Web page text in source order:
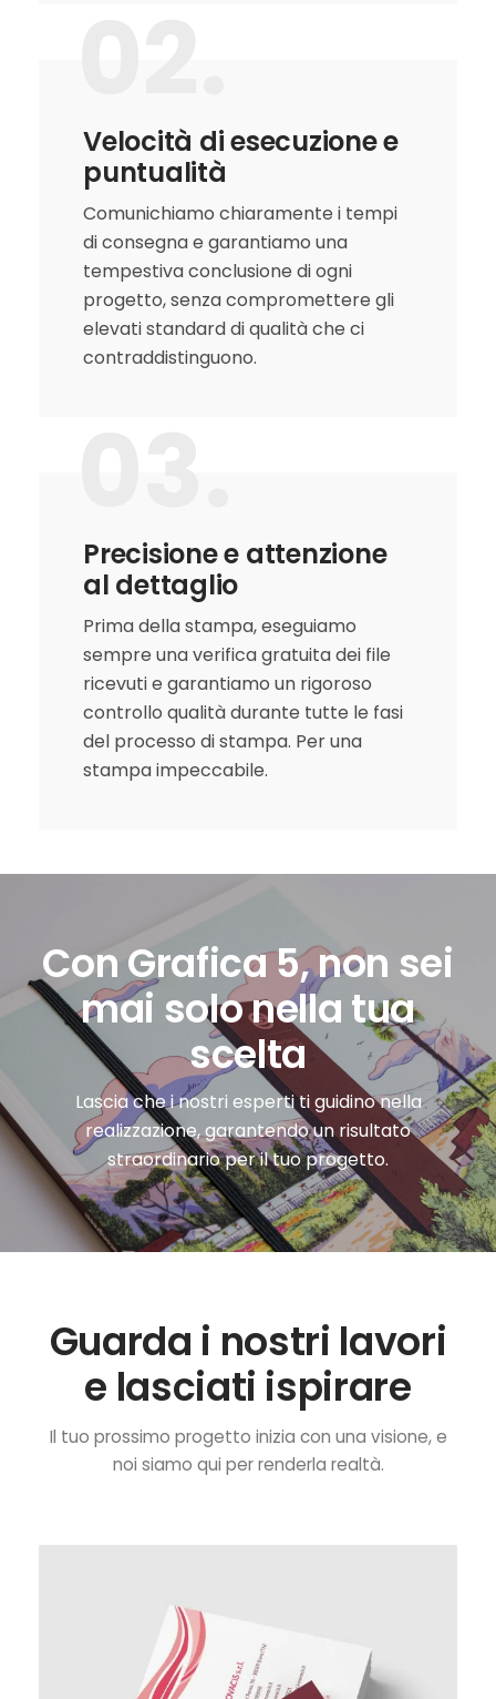
Velocità di esecuzione e
puntualità
Comunichiamo chiaramente i tempi
di consegna e garantiamo una
tempestiva conclusione di ogni
progetto, senza compromettere gli
elevati standard di qualità che ci
contraddistinguono.
Precisione e attenzione
al dettaglio
Prima della stampa, eseguiamo
sempre una verifica gratuita dei file
ricevuti e garantiamo un rigoroso
controllo qualità durante tutte le fasi
del processo di stampa. Per una
stampa impeccabile.
Con Grafica 5, non sei
mai solo nella tua
scelta
Lascia che i nostri esperti ti guidino nella
realizzazione, garantendo un risultato
straordinario per il tuo progetto.
Guarda i nostri lavori
e lasciati ispirare
Il tuo prossimo progetto inizia con una visione, e
noi siamo qui per renderla realtà.